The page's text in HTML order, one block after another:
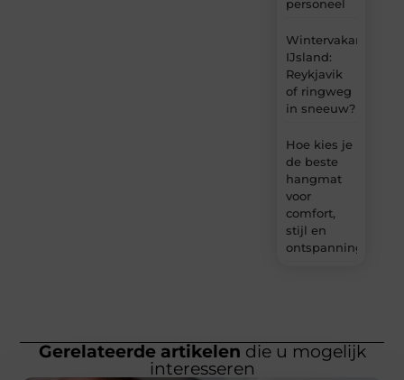
personeel
Wintervakantie
IJsland:
Reykjavik
of ringweg
in sneeuw?
Hoe kies je
de beste
hangmat
voor
comfort,
stijl en
ontspanning?
Gerelateerde artikelen die u mogelijk
interesseren